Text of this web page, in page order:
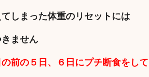
しまった体重のリセットには
ません
前の５日、６日にプチ断食をして